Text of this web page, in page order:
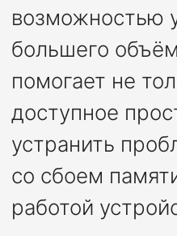
возможностью
большего
помогает не
доступное
устранить
со сбоем
работой